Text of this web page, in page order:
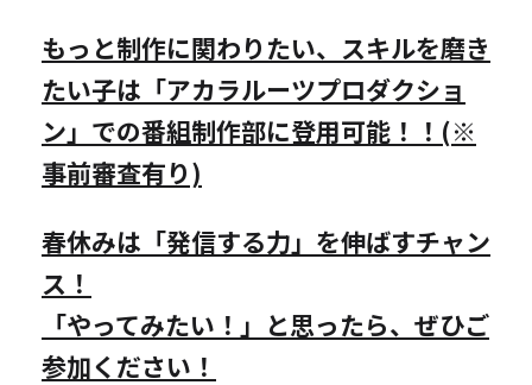
もっと制作に関わりたい、スキルを磨き
たい子は「アカラルーツプロダクショ
ン」での番組制作部に登用可能！！(※
事前審査有り)
春休みは「発信する力」を伸ばすチャン
ス！
「やってみたい！」と思ったら、ぜひご
参加ください！